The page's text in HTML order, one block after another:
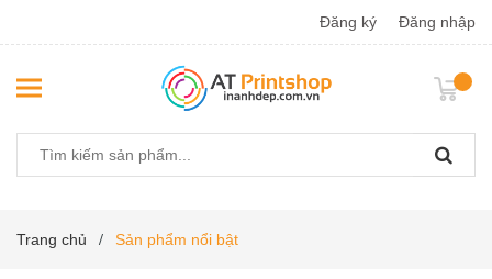
Đăng ký Đăng nhập
Trang chủ / Sản phẩm nổi bật